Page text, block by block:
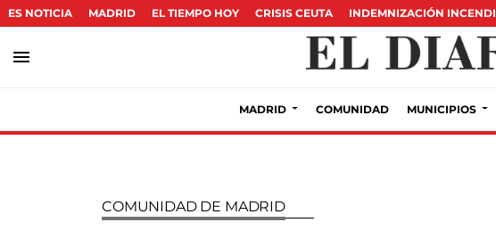
ES NOTICIA MADRID EL TIEMPO HOY CRISIS CEUTA INDEMNIZACIÓN
menu
MADRID COMUNIDAD MUNICIPIOS
COMUNIDAD DE MADRID